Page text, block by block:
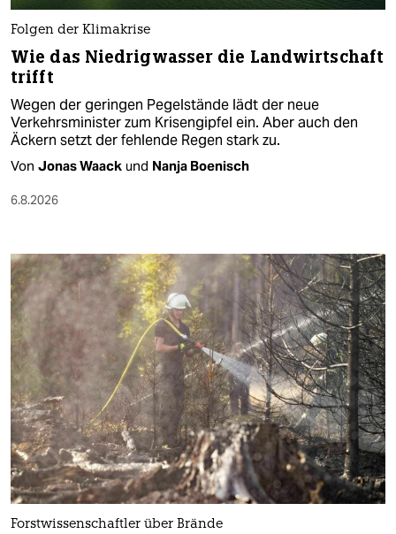
Folgen der Klimakrise
Wie das Niedrigwasser die Landwirtschaft
trifft
Wegen der geringen Pegelstände lädt der neue
Verkehrsminister zum Krisengipfel ein. Aber auch den
Äckern setzt der fehlende Regen stark zu.
Von Jonas Waack und Nanja Boenisch
6.8.2026
Forstwissenschaftler über Brände